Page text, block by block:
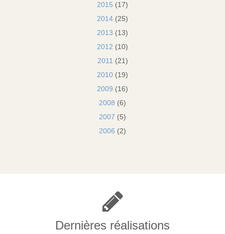
2015 (17)
2014 (25)
2013 (13)
2012 (10)
2011 (21)
2010 (19)
2009 (16)
2008 (6)
2007 (5)
2006 (2)
Dernières réalisations